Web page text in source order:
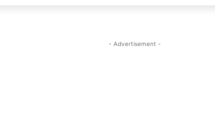
- Advertisement -